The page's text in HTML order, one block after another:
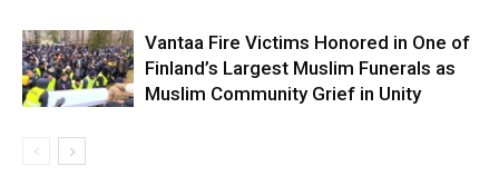
Vantaa Fire Victims Honored in One of
Finland’s Largest Muslim Funerals as
Muslim Community Grief in Unity